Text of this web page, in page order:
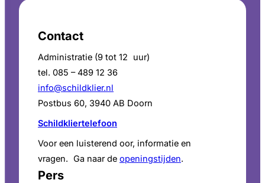
Contact
Administratie (9 tot 12 uur)
tel. 085 – 489 12 36
info@schildklier.nl
Postbus 60, 3940 AB Doorn
Schildkliertelefoon
Voor een luisterend oor, informatie en
vragen. Ga naar de openingstijden.
Pers